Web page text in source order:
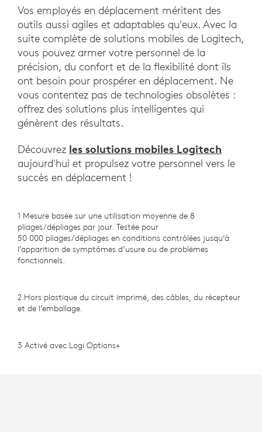
Vos employés en déplacement méritent des
outils aussi agiles et adaptables qu'eux. Avec la
suite complète de solutions mobiles de Logitech,
vous pouvez armer votre personnel de la
précision, du confort et de la flexibilité dont ils
ont besoin pour prospérer en déplacement. Ne
vous contentez pas de technologies obsolètes :
offrez des solutions plus intelligentes qui
génèrent des résultats.
Découvrez les solutions mobiles Logitech
aujourd'hui et propulsez votre personnel vers le
succès en déplacement !
1 Mesure basée sur une utilisation moyenne de 8
pliages/dépliages par jour. Testée pour
50 000 pliages/dépliages en conditions contrôlées jusqu’à
l’apparition de symptômes d’usure ou de problèmes
fonctionnels.
2 Hors plastique du circuit imprimé, des câbles, du récepteur
et de l’emballage.
3 Activé avec Logi Options+